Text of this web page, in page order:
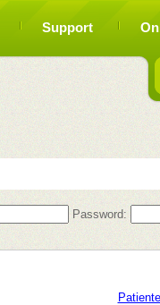
Support
Password: